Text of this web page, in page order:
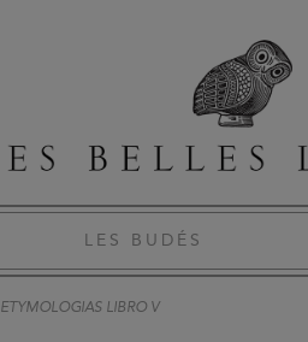
LES BUDÉS
ETYMOLOGIAS LIBRO V